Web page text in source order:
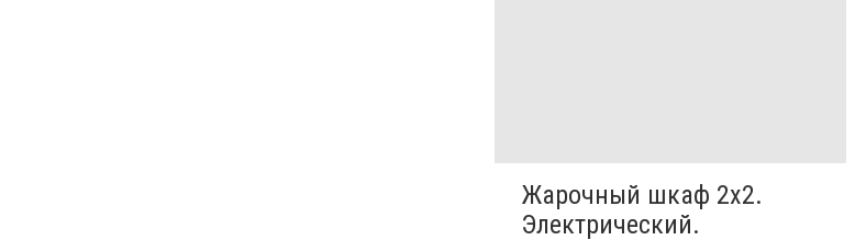
Жарочный шкаф 2х2.
Электрический.